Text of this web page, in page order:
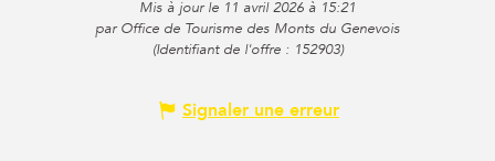
Mis à jour le 11 avril 2026 à 15:21
par Office de Tourisme des Monts du Genevois
(Identifiant de l'offre : 152903)
Signaler une erreur